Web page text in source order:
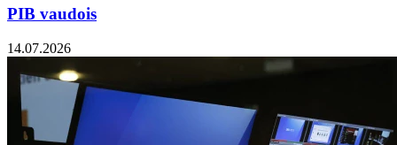
PIB vaudois
14.07.2026